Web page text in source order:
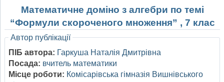
Математичне доміно з алгебри по темі
“Формули скороченого множення” , 7 клас
Автор публікації
ПІБ автора: Гаркуша Наталія Дмитрівна
Посада: вчитель математики
Місце роботи: Комісарівська гімназія Вишнівського